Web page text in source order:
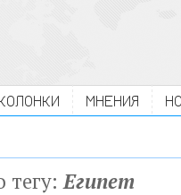
МНЕНИЯ
тегу:Египет